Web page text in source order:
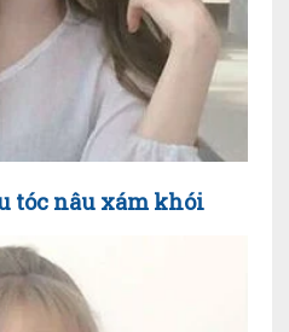
tóc nâu xám khói